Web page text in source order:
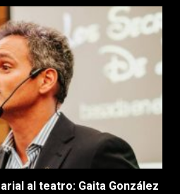
al teatro: Gaita González